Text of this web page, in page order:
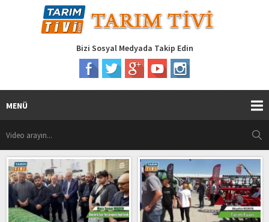
Bizi Sosyal Medyada Takip Edin
MENÜ